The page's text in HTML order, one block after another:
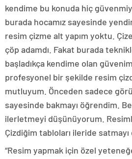
kendime bu konuda hiç
burada hocamız sayesinde
resim çizme alt yapım yoktu.
çöp adamdı. Fakat burada
başladıkça kendime olan
profesyonel bir şekilde resim
mutluyum. Önceden sadece
sayesinde bakmayı öğrendim.
ilerletmeyi düşünüyorum.
Çizdiğim tabloları ileride
“Resim yapmak için özel